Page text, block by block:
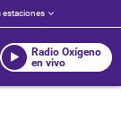
estaciones
Radio Oxígeno
en vivo